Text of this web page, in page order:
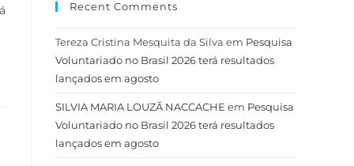
Recent Comments
Tereza Cristina Mesquita da Silva em Pesquisa
Voluntariado no Brasil 2026 terá resultados
lançados em agosto
SILVIA MARIA LOUZÃ NACCACHE em Pesquisa
Voluntariado no Brasil 2026 terá resultados
lançados em agosto